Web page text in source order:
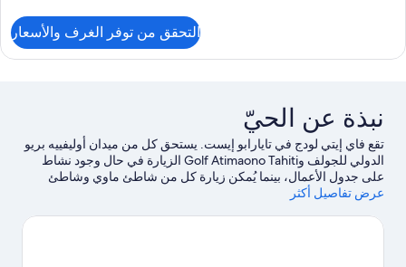
إستديو
جزئي
التحقق من توفر الغرف والأسعار
نبذة عن الحيّ
تقع فاي إيتي لودج في تايارابو إيست. يستحق كل من ميدان أوليفييه بريو
الدولي للجولف وGolf Atimaono Tahiti الزيارة في حال وجود نشاط
على جدول الأعمال، بينما يُمكن زيارة كل من شاطئ ماوي وشاطئ
ميتيرابا لمن يرغبون في الاستمتاع بالجمال الطبيعي للمنطقة.لا تفوت
Botaniques أيضًا.
عرض تفاصيل أكثر